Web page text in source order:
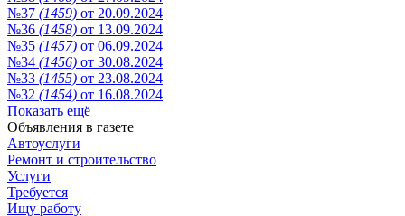
№37 (1459) от 20.09.2024
№36 (1458) от 13.09.2024
№35 (1457) от 06.09.2024
№34 (1456) от 30.08.2024
№33 (1455) от 23.08.2024
№32 (1454) от 16.08.2024
Показать ещё
Объявления в газете
Автоуслуги
Ремонт и строительство
Услуги
Требуется
Ищу работу